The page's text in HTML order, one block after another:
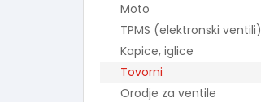
Moto
TPMS (elektronski ventili)
Kapice, iglice
Tovorni
Orodje za ventile